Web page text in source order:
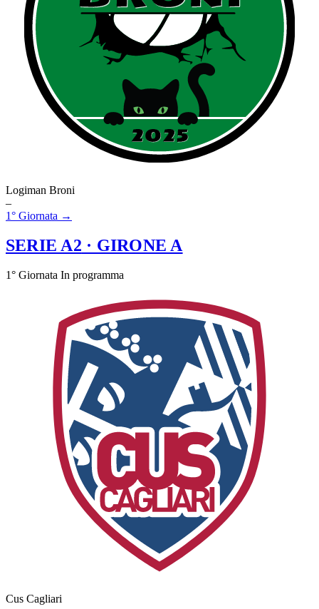
Logiman Broni
–
1° Giornata →
SERIE A2 · GIRONE A
1° Giornata In programma
Cus Cagliari